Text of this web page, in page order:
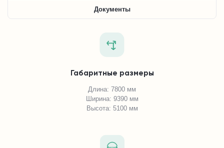
Документы
Габаритные размеры
Длина: 7800 мм
Ширина: 9390 мм
Высота: 5100 мм